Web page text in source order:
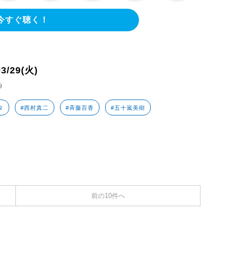
すぐ聴く！
29(火)
#西村真二 #斉藤百香 #五十嵐美樹
前の10件へ